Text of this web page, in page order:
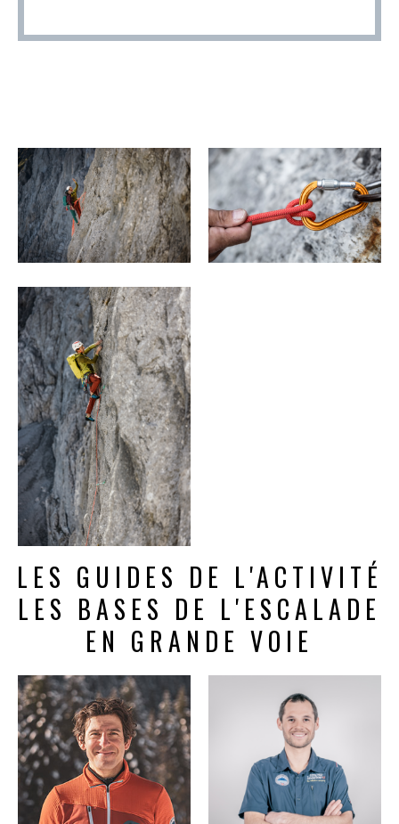
LES GUIDES DE L'ACTIVITÉ
LES BASES DE L'ESCALADE
EN GRANDE VOIE